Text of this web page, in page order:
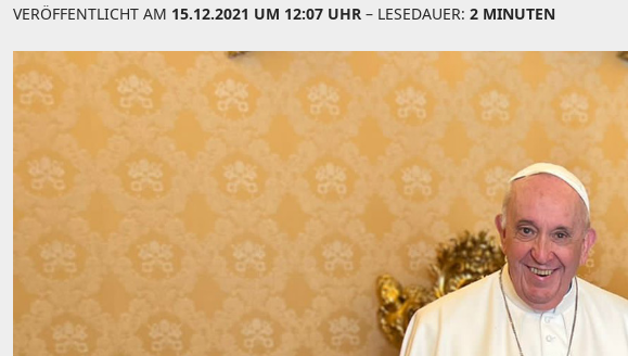
VERÖFFENTLICHT AM 15.12.2021 UM 12:07 UHR – LESEDAUER: 2 MINUTEN